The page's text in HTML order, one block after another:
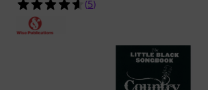
4.6 av 5 stjärnor från 5
(5)